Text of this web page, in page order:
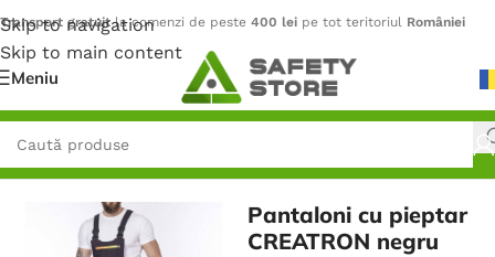
Skip to navigation
Skip to main content
Transport gratuitla comenzi de peste 400 lei pe tot teritoriul României
Meniu
Prima pagină/Îmbrăcăminte
Pantaloni cu pieptar
CREATRON negru